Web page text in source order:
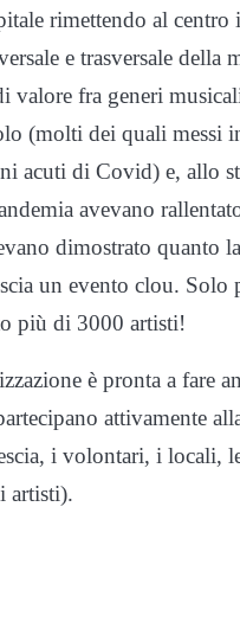
rimettendo al
e trasversale della
valore fra generi
(molti dei quali messi
acuti di Covid) e, allo
avevano
dimostrato quanto
un evento clou. Solo
più di 3000 artisti!
è pronta a fare
attivamente
i volontari, i locali,
artisti).